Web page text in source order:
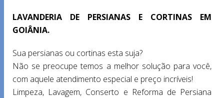
LAVANDERIA DE PERSIANAS E CORTINAS EM
GOIÂNIA.
Sua persianas ou cortinas esta suja?
Não se preocupe temos a melhor solução para você,
com aquele atendimento especial e preço incríveis!
Limpeza, Lavagem, Conserto e Reforma de Persiana